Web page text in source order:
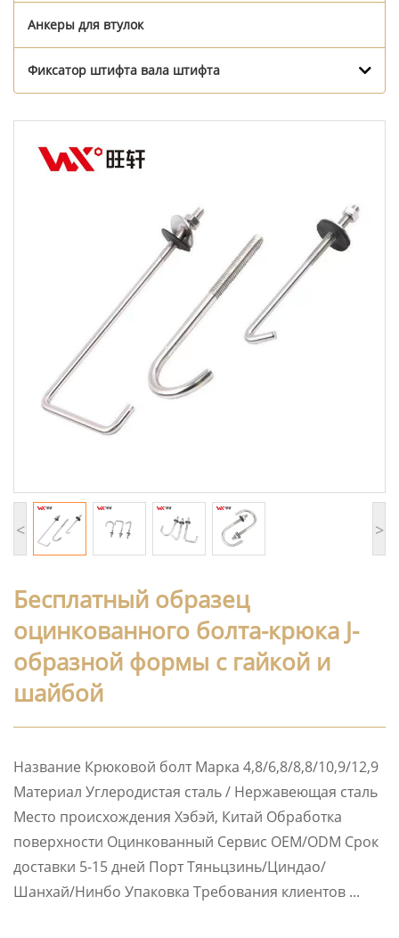
Анкеры для втулок
Фиксатор штифта вала штифта
< >
Бесплатный образец
оцинкованного болта-крюка J-
образной формы с гайкой и
шайбой
Название Крюковой болт Марка 4,8/6,8/8,8/10,9/12,9
Материал Углеродистая сталь / Нержавеющая сталь
Место происхождения Хэбэй, Китай Обработка
поверхности Оцинкованный Сервис OEM/ODM Срок
доставки 5-15 дней Порт Тяньцзинь/Циндао/
Шанхай/Нинбо Упаковка Требования клиентов ...